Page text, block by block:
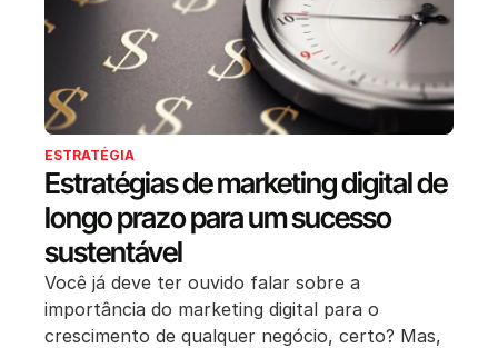
ESTRATÉGIA
Estratégias de marketing digital de
longo prazo para um sucesso
sustentável
Você já deve ter ouvido falar sobre a
importância do marketing digital para o
crescimento de qualquer negócio, certo? Mas,